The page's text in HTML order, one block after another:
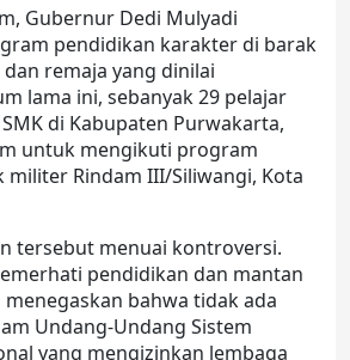
Gubernur Dedi Mulyadi
pendidikan karakterdi barak
remaja yang dinilai
lama ini, sebanyak 29 pelajar
di Kabupaten Purwakarta,
untuk mengikuti program
militer Rindam III/Siliwangi, Kota
tersebut menuai kontroversi.
pendidikan dan mantan
menegaskan bahwa tidak ada
Undang-Undang Sistem
yang mengizinkan lembaga